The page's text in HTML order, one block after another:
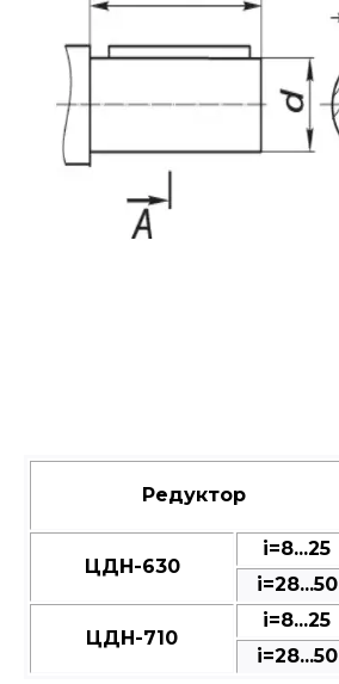
Редуктор
ЦДН-630
і=8...25
і=28...50
ЦДН-710
і=8...25
і=28...50